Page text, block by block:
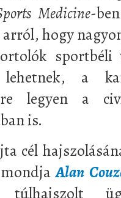
Medicine-
hogy
sportbéli
lehetnek, a
legyen a
is.
cél
mondjaAlan
túlhajszolt